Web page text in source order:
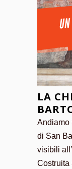
LA
Andiamo
di San
visibili
Costruita